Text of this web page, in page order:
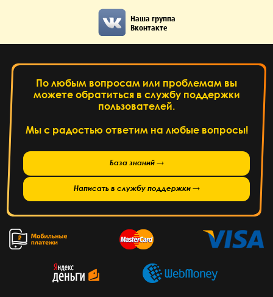
Наша группа
Вконтакте
По любым вопросам или проблемам вы
можете обратиться в службу поддержки
пользователей.
Мы с радостью ответим на любые вопросы!
База знаний →
Написать в службу поддержки →